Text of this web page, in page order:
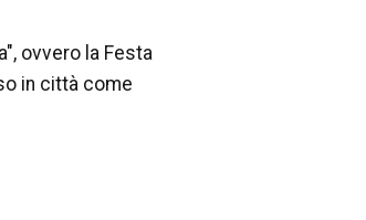
ovvero la Festa
in città come